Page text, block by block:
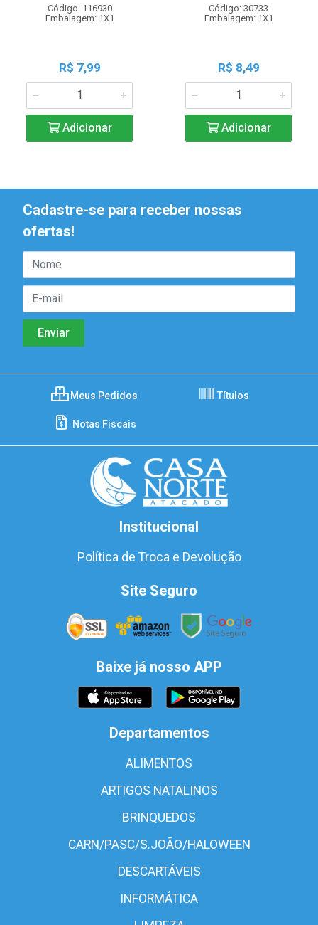
Código: 116930
Embalagem: 1X1
R$ 7,99
Adicionar
Código: 30733
Embalagem: 1X1
R$ 8,49
Adicionar
Cadastre-se para receber nossas
ofertas!
Meus Pedidos Títulos
Notas Fiscais
Institucional
Política de Troca e Devolução
Site Seguro
Baixe já nosso APP
Departamentos
ALIMENTOS
ARTIGOS NATALINOS
BRINQUEDOS
CARN/PASC/S.JOÃO/HALOWEEN
DESCARTÁVEIS
INFORMÁTICA